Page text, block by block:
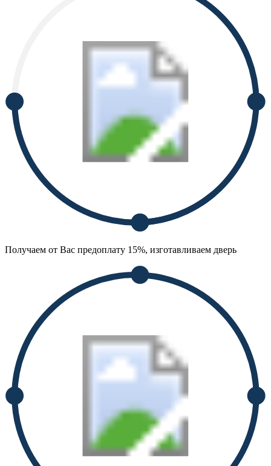
Получаем от Вас предоплату 15%, изготавливаем дверь